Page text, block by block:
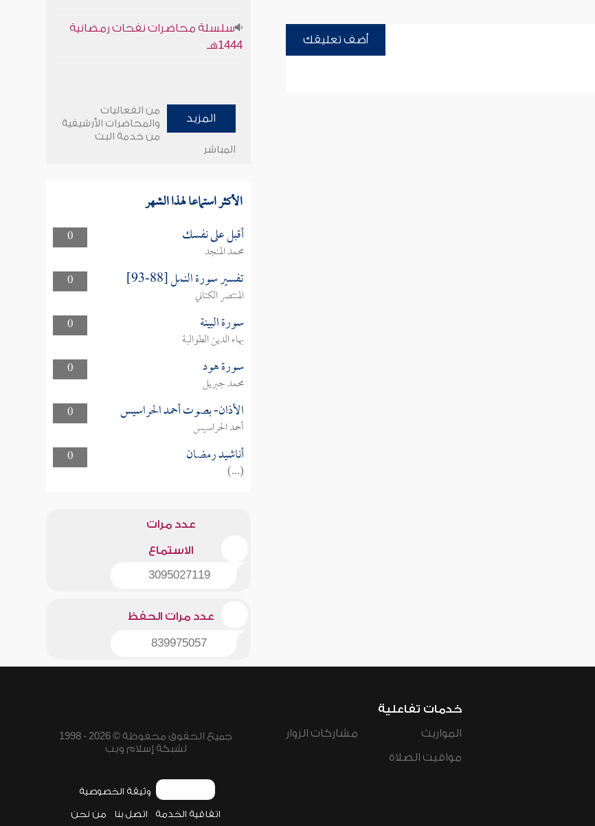
أضف تعليقك
سلسلة محاضرات نفحات رمضانية
1444هـ
المزيد
من الفعاليات
والمحاضرات الأرشيفية
من خدمة البث
المباشر
الأكثر استماعا لهذا الشهر
0 أقبل على نفسك
محمد المنجد
0
تفسير سورة النمل [88-93]
المنتصر الكتاني
0
سورة البينة
بهاء الدين الطوالبة
0
سورة هود
محمد جبريل
0
الأذان- بصوت أحمد الحراسيس
أحمد الحراسيس
0
أناشيد رمضان
(...)
عدد مرات
الاستماع
3095027119
عدد مرات الحفظ
839975057
خدمات تفاعلية
المواريث
مواقيت الصلاة
مشاركات الزوار
جميع الحقوق محفوظة © 2026 - 1998
لشبكة إسلام ويب
وثيقة الخصوصية
اتفاقية الخدمة اتصل بنا من نحن